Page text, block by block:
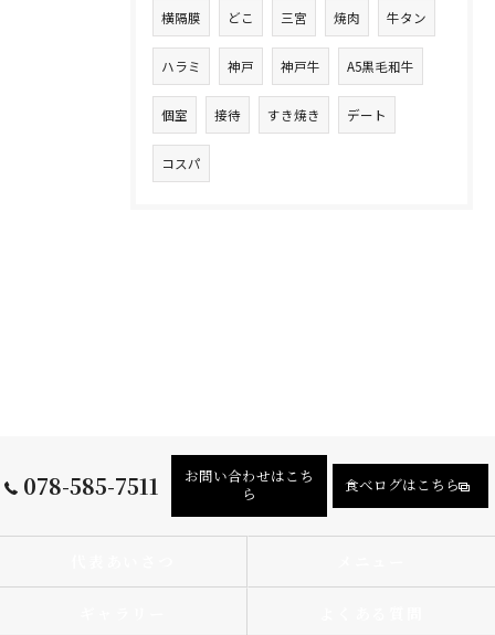
横隔膜 どこ 三宮 焼肉 牛タン
ハラミ 神戸 神戸牛 A5黒毛和牛
個室 接待 すき焼き デート
コスパ
078-585-7511
お問い合わせはこち
ら
食べログはこちら